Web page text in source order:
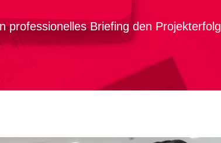
professionelles Briefing den Projekterfolg